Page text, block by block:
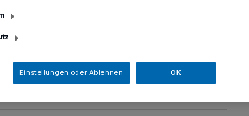
werden muss der Bahnübergang an
Mitte Oktober finden dort Arbeiten
für PKW von Freitag, 18. November,
Uhr gesperrt.
Einstellungen oder Ablehnen OK